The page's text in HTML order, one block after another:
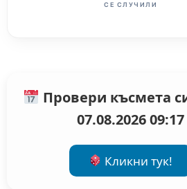
СЕ СЛУЧИЛИ
Провери късмета
07.08.2026 09:17
Кликни тук!